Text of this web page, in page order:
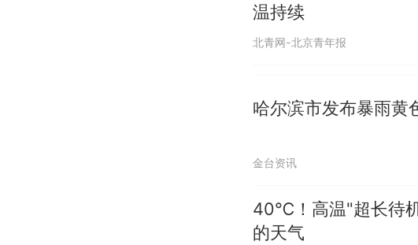
温持续
北青网-北京青年报
哈尔滨市发布暴雨黄
金台资讯
40℃！高温"超长待
的天气